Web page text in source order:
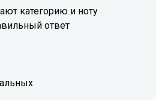
категорию и ноту
ответ